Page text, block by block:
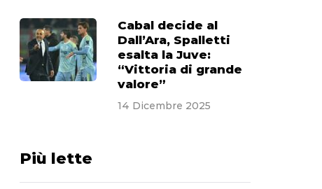
Cabal decide al
Dall’Ara, Spalletti
esalta la Juve:
“Vittoria di grande
valore”
14 Dicembre 2025
Più lette